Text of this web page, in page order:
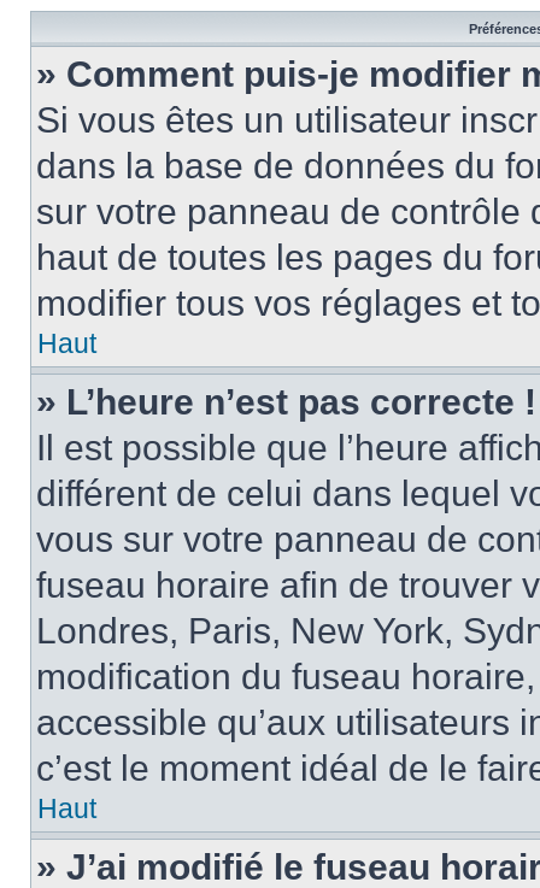
» Comment puis-je modifier
Si vous êtes un utilisateur
dans la base de données du
sur votre panneau de contrôle
haut de toutes les pages du
modifier tous vos réglages et
Haut
» L’heure n’est pas correcte !
Il est possible que l’heure
différent de celui dans lequel
vous sur votre panneau de
fuseau horaire afin de trouver
Londres, Paris, New York,
modification du fuseau
accessible qu’aux utilisateurs
c’est le moment idéal de le
Haut
» J’ai modifié le fuseau